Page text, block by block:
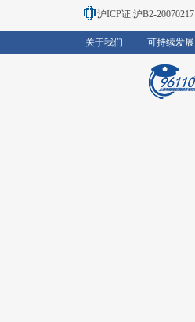
沪ICP证:沪B2-20070217
关于我们 可持续发展